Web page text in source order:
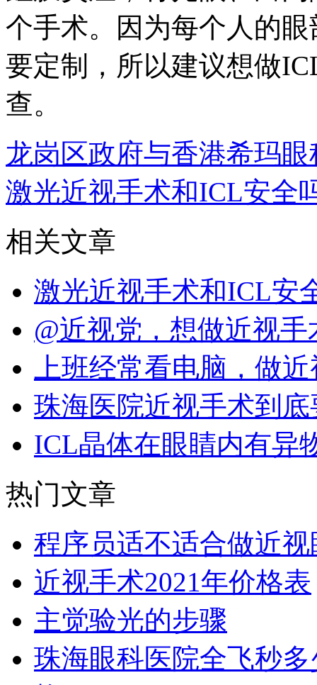
个手术。因为每个人的
要定制，所以建议想做
查。
龙岗区政府与香港希玛
激光近视手术和ICL安全
相关文章
激光近视手术和ICL安
@近视党，想做近视
上班经常看电脑，做
珠海医院近视手术到
ICL晶体在眼睛内有异
热门文章
程序员适不适合做近视
近视手术2021年价格表
主觉验光的步骤
珠海眼科医院全飞秒